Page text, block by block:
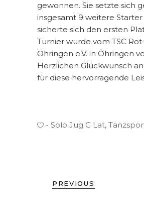
gewonnen. Sie setzte sich
insgesamt 9 weitere
sicherte sich den ersten
Turnier wurde vom TSC
Öhringen e.V. in Öhringen
Herzlichen Glückwunsch an
für diese hervorragende
Solo Jug C Lat,
PREVIOUS